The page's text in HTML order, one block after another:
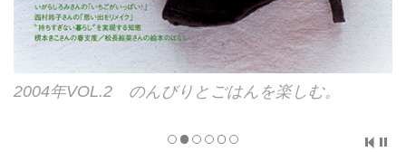
2004年VOL.2 のんびりとごはんを楽しむ。